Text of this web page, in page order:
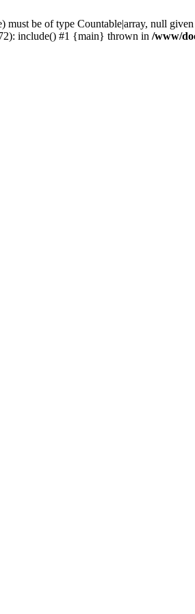
be of type Countable|array, null
include() #1 {main} thrown in /www/